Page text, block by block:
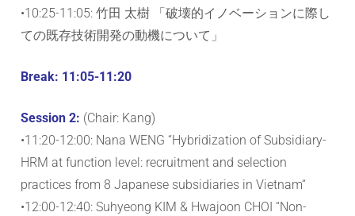
•10:25-11:05: 竹田 太樹 「破壊的イノベーションに際し
ての既存技術開発の動機について」
Break: 11:05-11:20
Session 2: (Chair: Kang)
•11:20-12:00: Nana WENG “Hybridization of Subsidiary-
HRM at function level: recruitment and selection
practices from 8 Japanese subsidiaries in Vietnam“
•12:00-12:40: Suhyeong KIM & Hwajoon CHOI “Non-